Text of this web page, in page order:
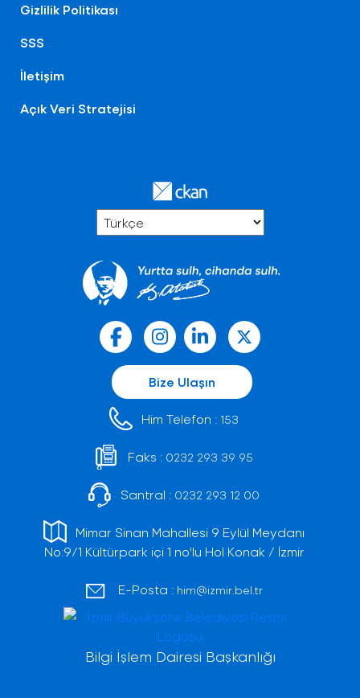
Gizlilik Politikası
SSS
İletişim
Açık Veri Stratejisi
Bize Ulaşın
Him Telefon : 153
Faks : 0232 293 39 95
Santral : 0232 293 12 00
Mimar Sinan Mahallesi 9 Eylül Meydanı
No:9/1 Kültürpark içi 1 no'lu Hol Konak / İzmir
E-Posta : him@izmir.bel.tr
Bilgi İşlem Dairesi Başkanlığı